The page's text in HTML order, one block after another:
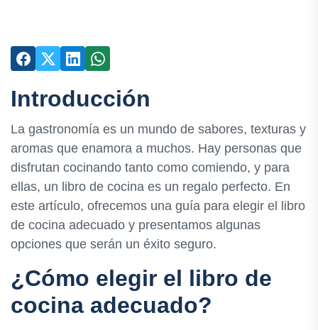
Introducción
La gastronomía es un mundo de sabores, texturas y
aromas que enamora a muchos. Hay personas que
disfrutan cocinando tanto como comiendo, y para
ellas, un libro de cocina es un regalo perfecto. En
este artículo, ofrecemos una guía para elegir el libro
de cocina adecuado y presentamos algunas
opciones que serán un éxito seguro.
¿Cómo elegir el libro de
cocina adecuado?